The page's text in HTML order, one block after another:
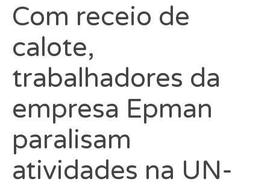
Com receio de
calote,
trabalhadores da
empresa Epman
paralisam
atividades na UN-